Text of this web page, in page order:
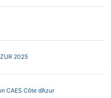
2025
CAES Côte d’Azur